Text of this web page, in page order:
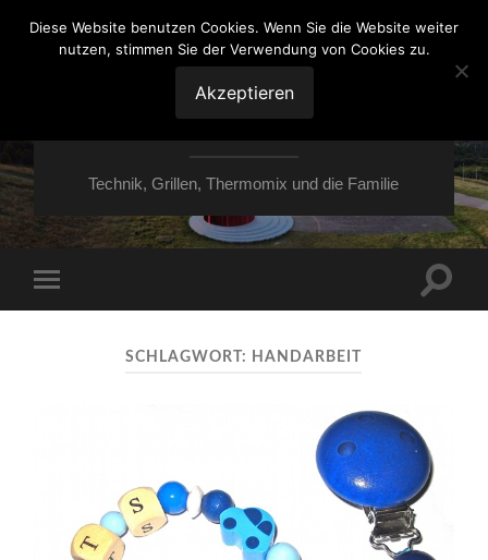
VON ESSEN ÜBER
HESSEN NACH
MOERS
Technik, Grillen, Thermomix und die Familie
Menü
SCHLAGWORT: HANDARBEIT
Diese Website benutzen Cookies. Wenn Sie die Website weiter
nutzen, stimmen Sie der Verwendung von Cookies zu.
Akzeptieren